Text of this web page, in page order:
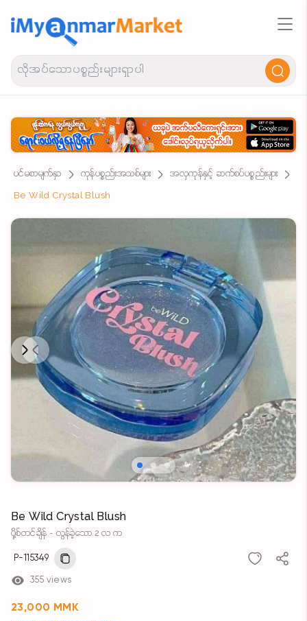
ပင်မစာမျက်နှာ ကုန်ပစ္စည်းအသစ်များ
အလှကုန်နှင့် ဆက်စပ်ပစ္စည်းများ
Be Wild Crystal Blush
Previous
Next
Be Wild Crystal Blush
ပို့စ်တင်ချိန် - လွန်ခဲ့သော 2 လ က
P-115349
355 views
23,000 MMK